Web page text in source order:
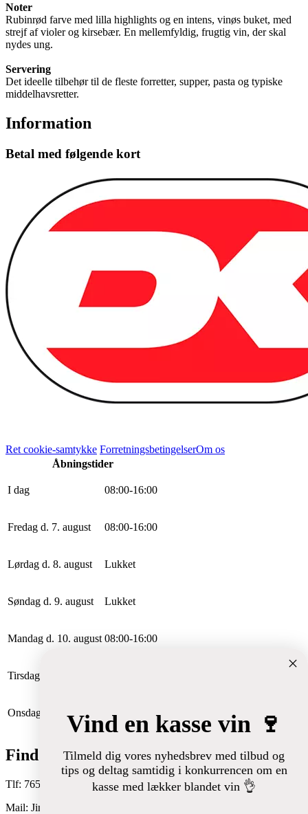
Noter
Rubinrød farve med lilla highlights og en intens, vinøs buket, med
strejf af violer og kirsebær. En mellemfyldig, frugtig vin, der skal
nydes ung.
Servering
Det ideelle tilbehør til de fleste forretter, supper, pasta og typiske
middelhavsretter.
Information
Betal med følgende kort
Ret cookie-samtykke ForretningsbetingelserOm os
Åbningstider
I dag 08:00-16:00
Fredag d. 7. august 08:00-16:00
Lørdag d. 8. august Lukket
Søndag d. 9. august Lukket
Mandag d. 10. august 08:00-16:00
Tirsdag d. 11. august
Onsdag d. 12. august 8: 0
Find os her
Tlf: 76541010
Mail: Jimmi.Thomsen@SuperBrugsen.dk
Vind en kasse vin 🍷
Tilmeld dig vores nyhedsbrev med tilbud og
tips og deltag samtidig i konkurrencen om en
kasse med lækker blandet vin 👌